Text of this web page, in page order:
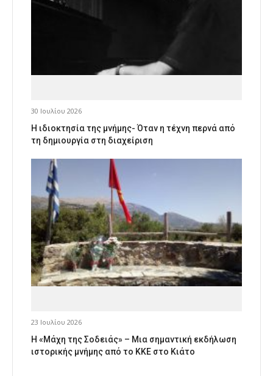
30 Ιουλίου 2026
Η ιδιοκτησία της μνήμης- Όταν η τέχνη περνά από
τη δημιουργία στη διαχείριση
23 Ιουλίου 2026
Η «Μάχη της Σοδειάς» – Μια σημαντική εκδήλωση
ιστορικής μνήμης από το ΚΚΕ στο Κιάτο